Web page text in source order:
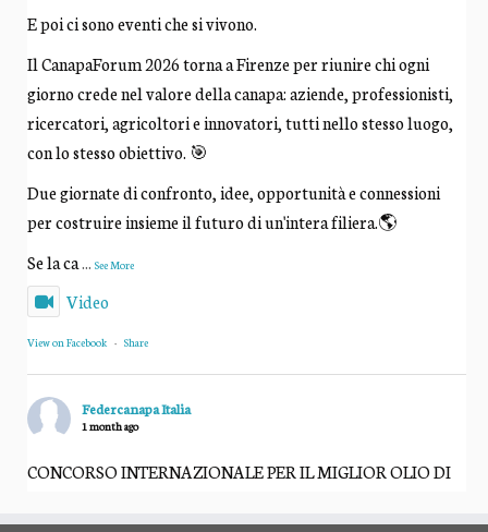
E poi ci sono eventi che si vivono.
Il CanapaForum 2026 torna a Firenze per riunire chi ogni
giorno crede nel valore della canapa: aziende, professionisti,
ricercatori, agricoltori e innovatori, tutti nello stesso luogo,
con lo stesso obiettivo. 🎯
Due giornate di confronto, idee, opportunità e connessioni
per costruire insieme il futuro di un'intera filiera.🌎
Se la ca... See More
Video
View on Facebook · Share
Federcanapa Italia
1 month ago
CONCORSO INTERNAZIONALE PER IL MIGLIOR OLIO DI